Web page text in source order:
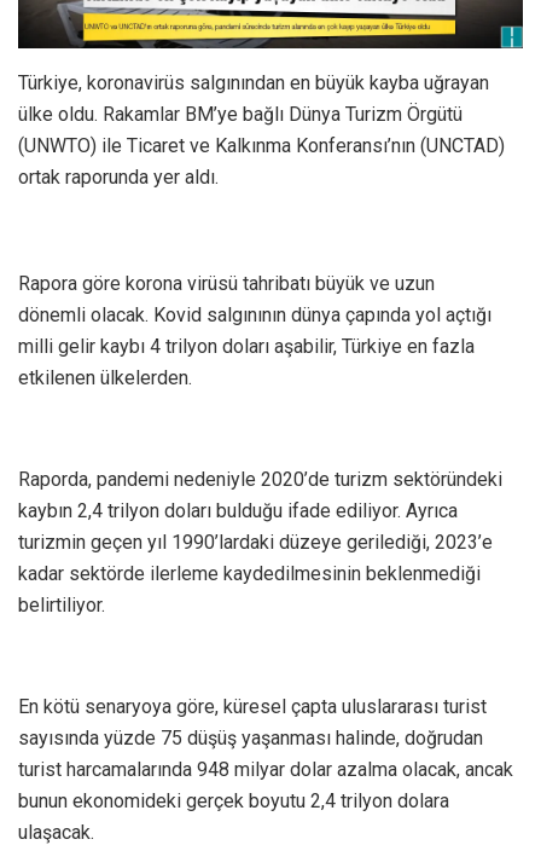
Türkiye, koronavirüs salgınından en büyük kayba uğrayan
ülke oldu. Rakamlar BM’ye bağlı Dünya Turizm Örgütü
(UNWTO) ile Ticaret ve Kalkınma Konferansı’nın (UNCTAD)
ortak raporunda yer aldı.
Rapora göre korona virüsü tahribatı büyük ve uzun
dönemli olacak. Kovid salgınının dünya çapında yol açtığı
milli gelir kaybı 4 trilyon doları aşabilir, Türkiye en fazla
etkilenen ülkelerden.
Raporda, pandemi nedeniyle 2020’de turizm sektöründeki
kaybın 2,4 trilyon doları bulduğu ifade ediliyor. Ayrıca
turizmin geçen yıl 1990’lardaki düzeye gerilediği, 2023’e
kadar sektörde ilerleme kaydedilmesinin beklenmediği
belirtiliyor.
En kötü senaryoya göre, küresel çapta uluslararası turist
sayısında yüzde 75 düşüş yaşanması halinde, doğrudan
turist harcamalarında 948 milyar dolar azalma olacak, ancak
bunun ekonomideki gerçek boyutu 2,4 trilyon dolara
ulaşacak.